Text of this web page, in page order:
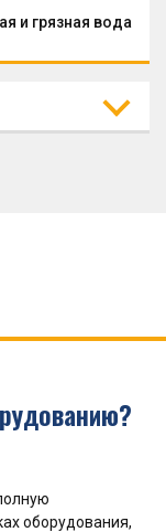
и грязная вода
оборудования,